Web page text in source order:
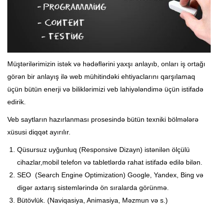
Müştərilərimizin istək və hədəflərini yaxşı anlayıb, onları iş ortağı
görən bir anlayış ilə web mühitindəki ehtiyaclarını qarşılamaq
üçün bütün enerji və biliklərimizi veb lahiyələndimə üçün istifadə
edirik.
Veb saytların hazırlanması prosesində bütün texniki bölmələrə
xüsusi diqqət ayırılır.
Qüsursuz uyğunluq (Responsive Dizayn) istənilən ölçülü
cihazlar,mobil telefon və tabletlərdə rahat istifadə edilə bilən.
SEO (Search Engine Optimization) Google, Yandex, Bing və
digər axtarış sistemlərində ön sıralarda görünmə.
Bütövlük. (Naviqasiya, Animasiya, Məzmun və s.)